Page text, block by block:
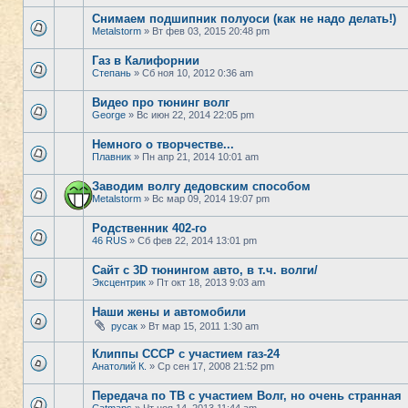
Снимаем подшипник полуоси (как не надо делать!)
Metalstorm » Вт фев 03, 2015 20:48 pm
Газ в Калифорнии
Степань » Сб ноя 10, 2012 0:36 am
Видео про тюнинг волг
George » Вс июн 22, 2014 22:05 pm
Немного о творчестве...
Плавник » Пн апр 21, 2014 10:01 am
Заводим волгу дедовским способом
Metalstorm » Вс мар 09, 2014 19:07 pm
Родственник 402-го
46 RUS » Сб фев 22, 2014 13:01 pm
Сайт с 3D тюнингом авто, в т.ч. волги/
Эксцентрик » Пт окт 18, 2013 9:03 am
Наши жены и автомобили
русак » Вт мар 15, 2011 1:30 am
Клиппы СССР с участием газ-24
Анатолий К. » Ср сен 17, 2008 21:52 pm
Передача по ТВ с участием Волг, но очень странная